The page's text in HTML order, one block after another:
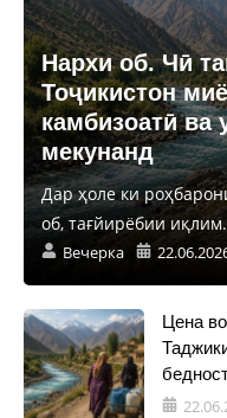
Нархи об. Чӣ
Тоҷикистон
камбизоатӣ ва
мекунанд
Дар ҳоле ки
об, тағйирёбии
Вечерка
Цена